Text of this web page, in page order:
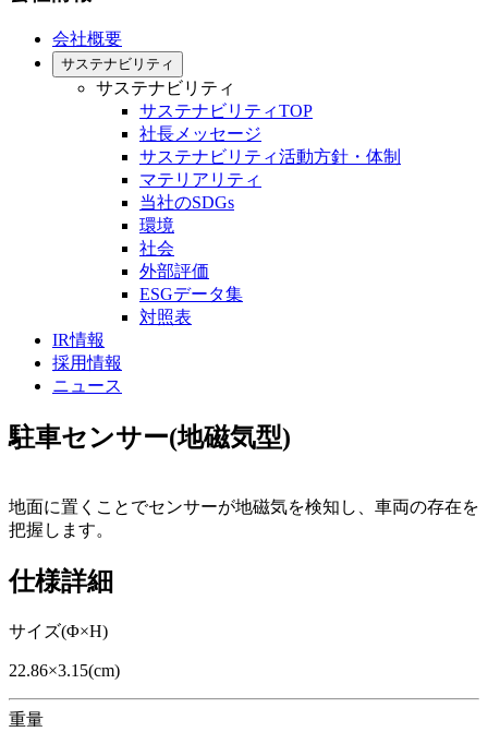
会社概要
サステナビリティ
サステナビリティ
サステナビリティTOP
社長メッセージ
サステナビリティ活動方針・体制
マテリアリティ
当社のSDGs
環境
社会
外部評価
ESGデータ集
対照表
IR情報
採用情報
ニュース
駐車センサー(地磁気型)
地面に置くことでセンサーが地磁気を検知し、車両の存在を
把握します。
仕様詳細
サイズ(Φ×H)
22.86×3.15(cm)
重量